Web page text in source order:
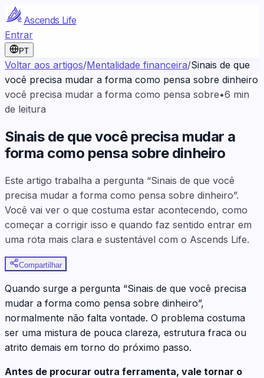
Ascends Life
Entrar
PT
Voltar aos artigos/Mentalidade financeira/Sinais de que
você precisa mudar a forma como pensa sobre dinheiro
você precisa mudar a forma como pensa sobre•6 min
de leitura
Sinais de que você precisa mudar a
forma como pensa sobre dinheiro
Este artigo trabalha a pergunta “Sinais de que você
precisa mudar a forma como pensa sobre dinheiro”.
Você vai ver o que costuma estar acontecendo, como
começar a corrigir isso e quando faz sentido entrar em
uma rota mais clara e sustentável com o Ascends Life.
Compartilhar
Quando surge a pergunta “Sinais de que você precisa
mudar a forma como pensa sobre dinheiro”,
normalmente não falta vontade. O problema costuma
ser uma mistura de pouca clareza, estrutura fraca ou
atrito demais em torno do próximo passo.
Antes de procurar outra ferramenta, vale tornar o